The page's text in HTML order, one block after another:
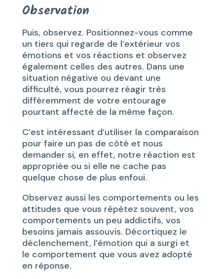
Observation
Puis, observez. Positionnez-vous comme
un tiers qui regarde de l’extérieur vos
émotions et vos réactions et observez
également celles des autres. Dans une
situation négative ou devant une
difficulté, vous pourrez réagir très
différemment de votre entourage
pourtant affecté de la même façon.
C’est intéressant d’utiliser la comparaison
pour faire un pas de côté et nous
demander si, en effet, notre réaction est
appropriée ou si elle ne cache pas
quelque chose de plus enfoui.
Observez aussi les comportements ou les
attitudes que vous répétez souvent, vos
comportements un peu addictifs, vos
besoins jamais assouvis. Décortiquez le
déclenchement, l’émotion qui a surgi et
le comportement que vous avez adopté
en réponse.